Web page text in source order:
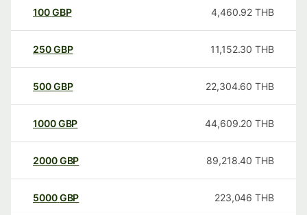
100GBP 4,460.92 THB
250GBP 11,152.30 THB
500GBP 22,304.60 THB
1000GBP 44,609.20 THB
2000GBP 89,218.40 THB
5000GBP 223,046 THB